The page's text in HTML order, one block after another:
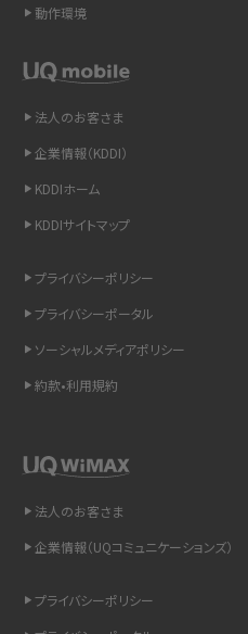
LINEの通知がこない時の原因と対処法9
非通知設定とは？184で電話をかける
iCloudの使用容量を減らす9つの方法！
リプライ機能とは？LINE、X（旧Twitter）
インスタのDMの送り方は？便利機能の
LINEで送信取り消しをする方法は？相手
詳しく解説
Wi-Fiを快適に使うための速度はどれく
紹介
LINEの着信音や通知音の設定・変更方
動作環境
法人のお客さま
企業情報（KDDI）
KDDIホーム
KDDIサイトマップ
プライバシーポリシー
プライバシーポータル
ソーシャルメディアポリシー
約款•利用規約
法人のお客さま
企業情報（UQコミュニケーションズ）
プライバシーポリシー